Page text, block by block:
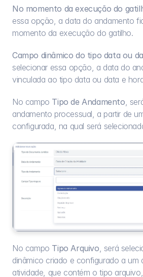
No momento da execução do
essa opção, a data do andamento
momento da execução do gatilho.
Campo dinâmico do tipo data ou
selecionar essa opção, a data do
vinculada ao tipo data ou data e
No campo Tipo de Andamento,
andamento processual, a partir de
configurada, na qual será
No campo Tipo Arquivo, será
dinâmico criado e configurado a um
atividade, que contém o tipo